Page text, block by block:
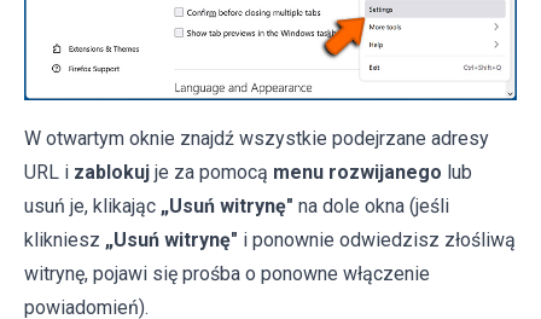
W otwartym oknie znajdź wszystkie podejrzane adresy
URL i zablokuj je za pomocą menu rozwijanego lub
usuń je, klikając „Usuń witrynę" na dole okna (jeśli
klikniesz „Usuń witrynę" i ponownie odwiedzisz złośliwą
witrynę, pojawi się prośba o ponowne włączenie
powiadomień).